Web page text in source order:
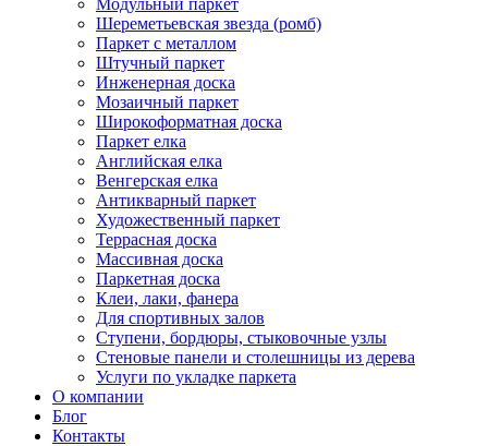
Модульный паркет
Шереметьевская звезда (ромб)
Паркет с металлом
Штучный паркет
Инженерная доска
Мозаичный паркет
Широкоформатная доска
Паркет елка
Английская елка
Венгерская елка
Антикварный паркет
Художественный паркет
Террасная доска
Массивная доска
Паркетная доска
Клеи, лаки, фанера
Для спортивных залов
Ступени, бордюры, стыковочные узлы
Стеновые панели и столешницы из дерева
Услуги по укладке паркета
О компании
Блог
Контакты